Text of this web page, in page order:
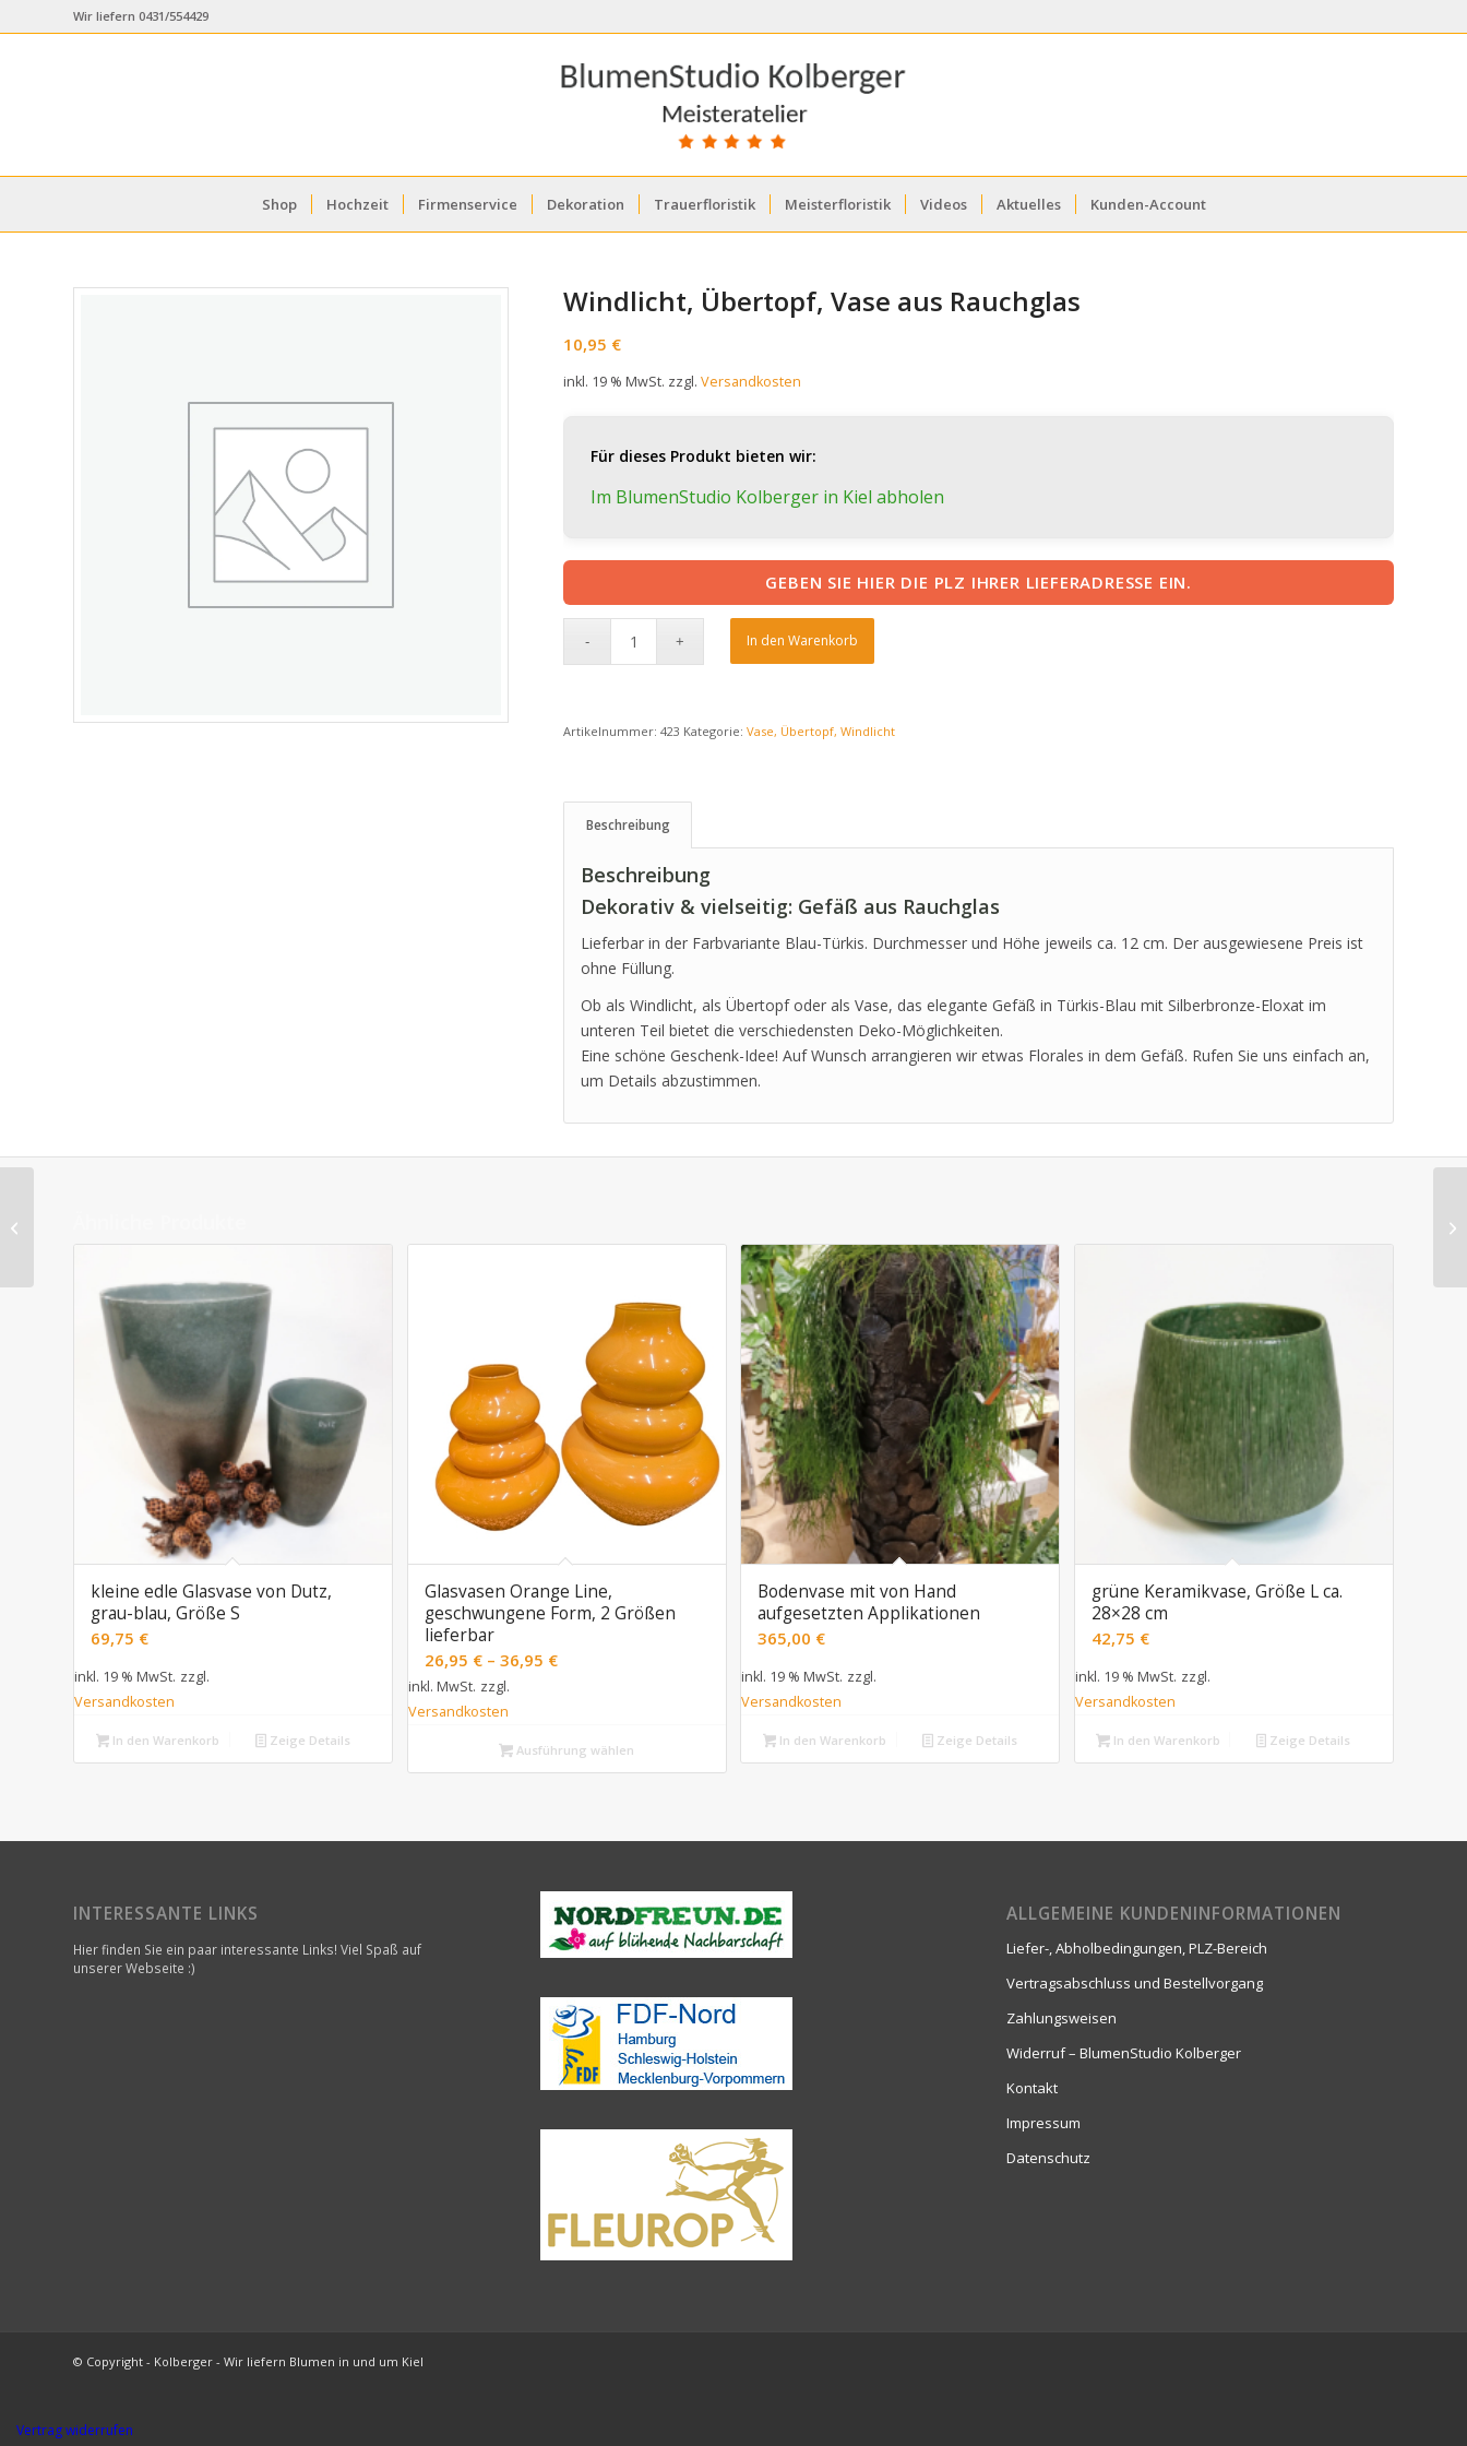
Wir liefern 0431/554429
Shop Hochzeit Firmenservice Dekoration Trauerfloristik Meisterfloristik Videos Aktuelles Kunden-Account
Windlicht, Übertopf, Vase aus Rauchglas
10,95 €
inkl. 19 % MwSt. zzgl.Versandkosten
Für dieses Produkt bieten wir:
Im BlumenStudio Kolberger in Kiel abholen
GEBEN SIE HIER DIE PLZ IHRER LIEFERADRESSE EIN.
In den Warenkorb
Artikelnummer:423 Kategorie:Vase, Übertopf, Windlicht
Beschreibung
Beschreibung
Dekorativ & vielseitig: Gefäß aus Rauchglas
Lieferbar in der Farbvariante Blau-Türkis. Durchmesser und Höhe jeweils ca. 12 cm. Der ausgewiesene Preis ist
ohne Füllung.
Ob als Windlicht, als Übertopf oder als Vase, das elegante Gefäß in Türkis-Blau mit Silberbronze-Eloxat im
unteren Teil bietet die verschiedensten Deko-Möglichkeiten.
Eine schöne Geschenk-Idee! Auf Wunsch arrangieren wir etwas Florales in dem Gefäß. Rufen Sie uns einfach an,
um Details abzustimmen.
kleine edle Glasvase von Dutz,
grau-blau, Größe S
69,75 €
inkl. 19 % MwSt. zzgl.
Versandkosten
In den Warenkorb Zeige Details
Glasvasen Orange Line,
geschwungene Form, 2 Größen
lieferbar
26,95 €– 36,95 €
inkl. MwSt. zzgl.
Versandkosten
Ausführung wählen
Bodenvase mit von Hand
aufgesetzten Applikationen
365,00 €
inkl. 19 % MwSt. zzgl.
Versandkosten
In den Warenkorb Zeige Details
grüne Keramikvase, Größe L ca.
28×28 cm
42,75 €
inkl. 19 % MwSt. zzgl.
Versandkosten
In den Warenkorb Zeige Details
INTERESSANTE LINKS
Hier finden Sie ein paar interessante Links! Viel Spaß auf
unserer Webseite :)
ALLGEMEINE KUNDENINFORMATIONEN
Liefer-, Abholbedingungen, PLZ-Bereich
Vertragsabschluss und Bestellvorgang
Zahlungsweisen
Widerruf – BlumenStudio Kolberger
Kontakt
Impressum
Datenschutz
© Copyright - Kolberger - Wir liefern Blumen in und um Kiel
Vertrag widerrufen